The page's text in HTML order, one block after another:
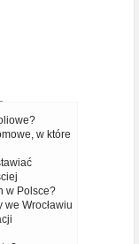
w które
w Polsce?
Wrocławiu